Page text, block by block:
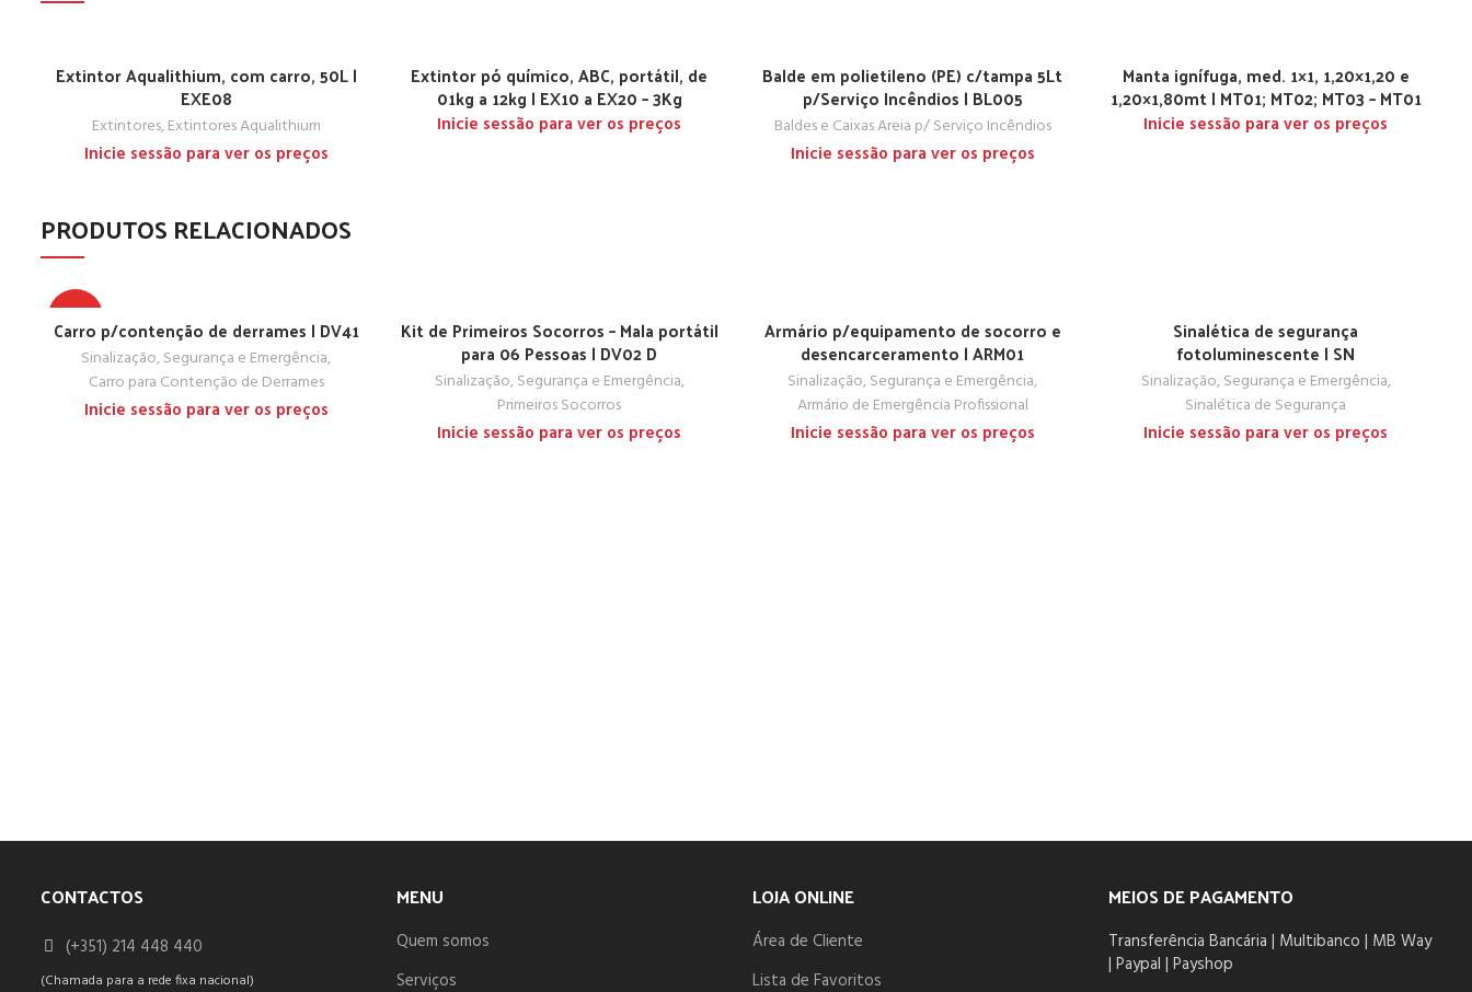
Extintor Aqualithium, com carro, 50L |
EXE08
Extintores,Extintores Aqualithium
Inicie sessão para ver os preços
Extintor pó químico, ABC, portátil, de
01kg a 12kg | EX10 a EX20 – 3Kg
Inicie sessão para ver os preços
Balde em polietileno (PE) c/tampa 5Lt
p/Serviço Incêndios | BL005
Baldes e Caixas Areia p/ Serviço Incêndios
Inicie sessão para ver os preços
Manta ignífuga, med. 1×1, 1,20×1,20 e
1,20×1,80mt | MT01; MT02; MT03 – MT01
Inicie sessão para ver os preços
PRODUTOS RELACIONADOS
TOP
Carro p/contenção de derrames | DV41
Sinalização, Segurança e Emergência,
Carro para Contenção de Derrames
Inicie sessão para ver os preços
Kit de Primeiros Socorros – Mala portátil
para 06 Pessoas | DV02 D
Sinalização, Segurança e Emergência,
Primeiros Socorros
Inicie sessão para ver os preços
Armário p/equipamento de socorro e
desencarceramento | ARM01
Sinalização, Segurança e Emergência,
Armário de Emergência Profissional
Inicie sessão para ver os preços
Sinalética de segurança
fotoluminescente | SN
Sinalização, Segurança e Emergência,
Sinalética de Segurança
Inicie sessão para ver os preços
CONTACTOS
(+351) 214 448 440
(Chamada para a rede fixa nacional)
MENU
Quem somos
Serviços
LOJA ONLINE
Área de Cliente
Lista de Favoritos
MEIOS DE PAGAMENTO
Transferência Bancária | Multibanco | MB Way
| Paypal | Payshop